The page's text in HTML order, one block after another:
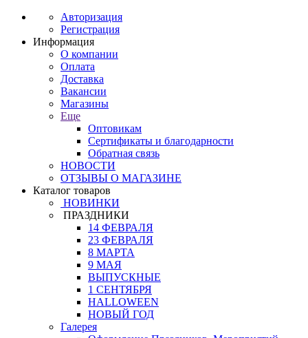
Авторизация
Регистрация
Информация
О компании
Оплата
Доставка
Вакансии
Магазины
Еще
Оптовикам
Сертификаты и благодарности
Обратная связь
НОВОСТИ
ОТЗЫВЫ О МАГАЗИНЕ
Каталог товаров
НОВИНКИ
ПРАЗДНИКИ
14 ФЕВРАЛЯ
23 ФЕВРАЛЯ
8 МАРТА
9 МАЯ
ВЫПУСКНЫЕ
1 СЕНТЯБРЯ
HALLOWEEN
НОВЫЙ ГОД
Галерея